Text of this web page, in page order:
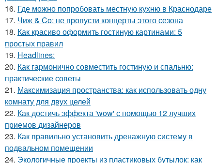
16. Где можно попробовать местную кухню в Краснодаре
17. Чиж & Co: не пропусти концерты этого сезона
18. Как красиво оформить гостиную картинами: 5
простых правил
19. Headlines:
20. Как гармонично совместить гостиную и спальню:
практические советы
21. Максимизация пространства: как использовать одну
комнату для двух целей
22. Как достичь эффекта 'wow' с помощью 12 лучших
приемов дизайнеров
23. Как правильно установить дренажную систему в
подвальном помещении
24. Экологичные проекты из пластиковых бутылок: как